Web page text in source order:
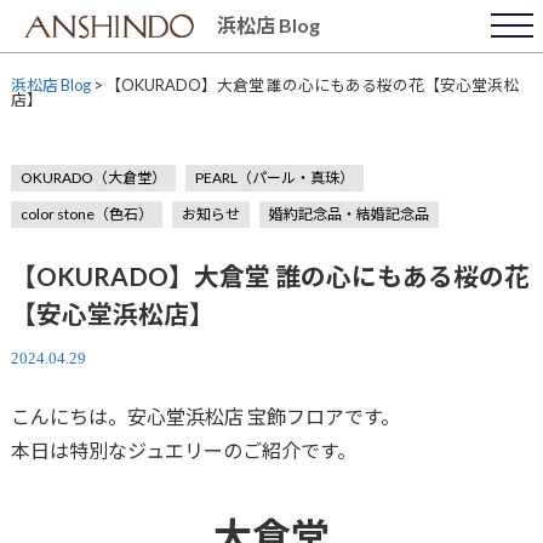
content
浜松店 Blog
浜松店 Blog> 【OKURADO】大倉堂 誰の心にもある桜の花【安心堂浜松
店】
OKURADO（大倉堂）
PEARL（パール・真珠）
color stone（色石）
お知らせ 婚約記念品・結婚記念品
【OKURADO】大倉堂 誰の心にもある桜の花
【安心堂浜松店】
2024.04.29
こんにちは。安心堂浜松店 宝飾フロアです。
本日は特別なジュエリーのご紹介です。